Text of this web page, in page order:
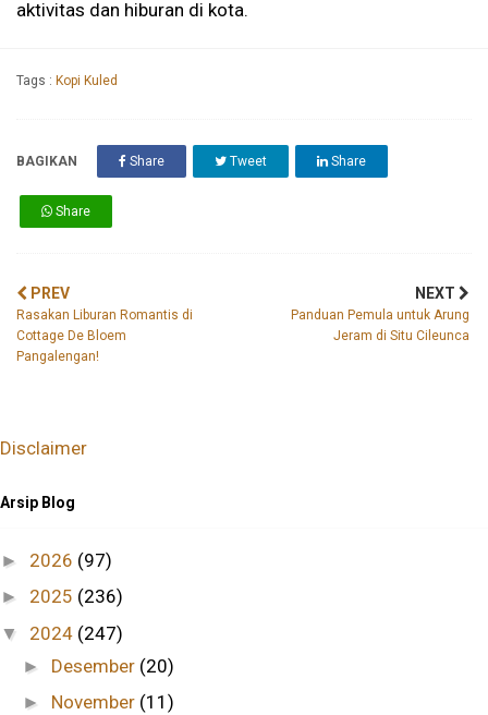
aktivitas dan hiburan di kota.
Tags : Kopi Kuled
BAGIKAN Share Tweet Share
Share
PREV
Rasakan Liburan Romantis di
Cottage De Bloem
Pangalengan!
NEXT
Panduan Pemula untuk Arung
Jeram di Situ Cileunca
Disclaimer
Arsip Blog
► 2026 (97)
► 2025 (236)
▼ 2024 (247)
► Desember (20)
► November (11)